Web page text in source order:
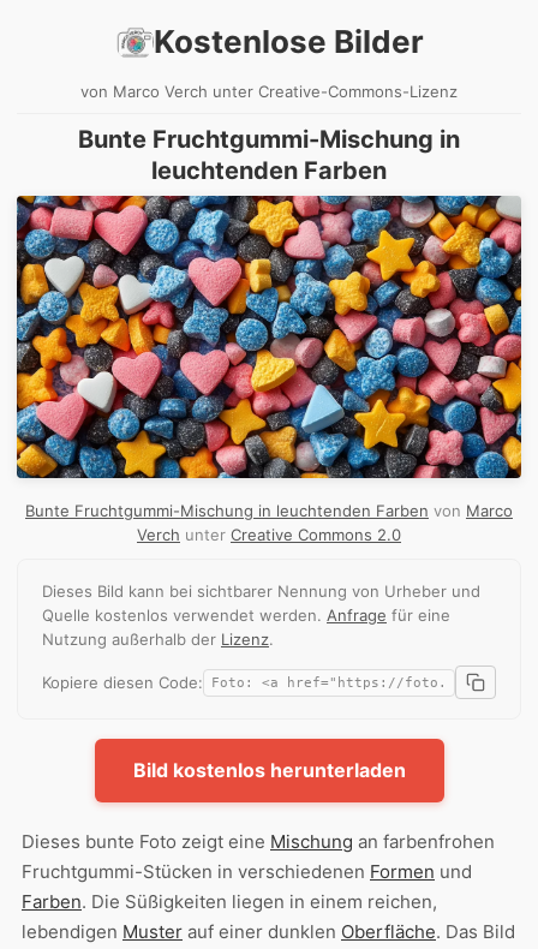
Kostenlose Bilder
von Marco Verch unter Creative-Commons-Lizenz
Bunte Fruchtgummi-Mischung in
leuchtenden Farben
Bunte Fruchtgummi-Mischung in leuchtenden Farben von Marco
Verch unter Creative Commons 2.0
Dieses Bild kann bei sichtbarer Nennung von Urheber und
Quelle kostenlos verwendet werden. Anfrage für eine
Nutzung außerhalb der Lizenz.
Kopiere diesen Code:
Bild kostenlos herunterladen
Dieses bunte Foto zeigt eine Mischung an farbenfrohen
Fruchtgummi-Stücken in verschiedenen Formen und
Farben. Die Süßigkeiten liegen in einem reichen,
lebendigen Muster auf einer dunklen Oberfläche. Das Bild